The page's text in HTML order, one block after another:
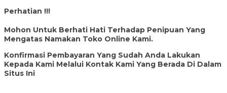
Perhatian !!!
Mohon Untuk Berhati Hati Terhadap Penipuan Yang
Mengatas Namakan Toko Online Kami.
Konfirmasi Pembayaran Yang Sudah Anda Lakukan
Kepada Kami Melalui Kontak Kami Yang Berada Di Dalam
Situs Ini